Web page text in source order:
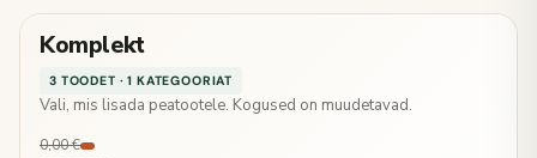
Komplekt
3 TOODET · 1 KATEGOORIAT
Vali, mis lisada peatootele. Kogused on muudetavad.
0,00 €